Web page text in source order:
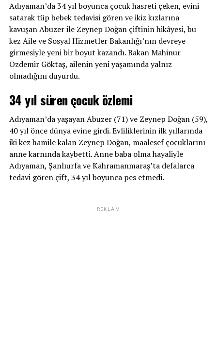
Adıyaman’da 34 yıl boyunca çocuk hasreti çeken, evini
satarak tüp bebek tedavisi gören ve ikiz kızlarına
kavuşan Abuzer ile Zeynep Doğan çiftinin hikâyesi, bu
kez Aile ve Sosyal Hizmetler Bakanlığı’nın devreye
girmesiyle yeni bir boyut kazandı. Bakan Mahinur
Özdemir Göktaş, ailenin yeni yaşamında yalnız
olmadığını duyurdu.
34 yıl süren çocuk özlemi
Adıyaman’da yaşayan Abuzer (71) ve Zeynep Doğan (59),
40 yıl önce dünya evine girdi. Evliliklerinin ilk yıllarında
iki kez hamile kalan Zeynep Doğan, maalesef çocuklarını
anne karnında kaybetti. Anne baba olma hayaliyle
Adıyaman, Şanlıurfa ve Kahramanmaraş’ta defalarca
tedavi gören çift, 34 yıl boyunca pes etmedi.
REKLAM